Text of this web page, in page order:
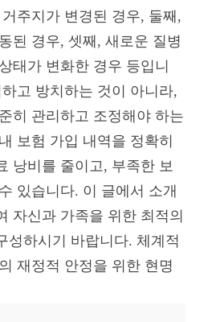
주지가 변경된 경우, 둘째,
된 경우, 셋째, 새로운 질병
태가 변화한 경우 등입니
고 방치하는 것이 아니라,
히 관리하고 조정해야 하는
보험 가입 내역을 정확히
낭비를 줄이고, 부족한 보
있습니다. 이 글에서 소개
자신과 가족을 위한 최적의
성하시기 바랍니다. 체계적
재정적 안정을 위한 현명